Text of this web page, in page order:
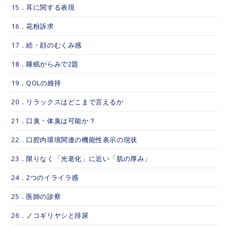
15．耳に関する表現
16．花粉訴求
17．続・顔のむくみ感
18．睡眠がらみで2題
19．QOLの維持
20．リラックスはどこまで言えるか
21．口臭・体臭は可能か？
22．口腔内環境関連の機能性表示の現状
23．限りなく「光老化」に近い「肌の厚み」
24．2つのイライラ感
25．医師の診察
26．ノコギリヤシと排尿